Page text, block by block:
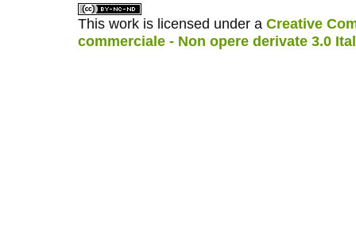
This work is licensed under a Creative
commerciale - Non opere derivate 3.0